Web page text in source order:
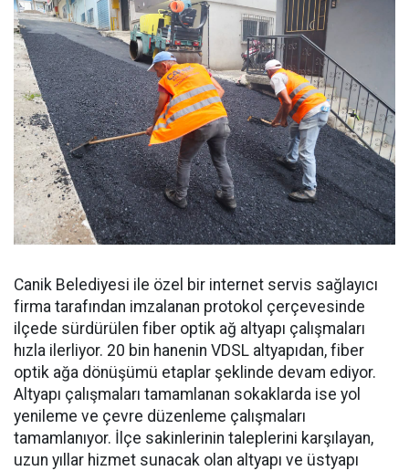
Canik Belediyesi ile özel bir internet servis sağlayıcı
firma tarafından imzalanan protokol çerçevesinde
ilçede sürdürülen fiber optik ağ altyapı çalışmaları
hızla ilerliyor. 20 bin hanenin VDSL altyapıdan, fiber
optik ağa dönüşümü etaplar şeklinde devam ediyor.
Altyapı çalışmaları tamamlanan sokaklarda ise yol
yenileme ve çevre düzenleme çalışmaları
tamamlanıyor. İlçe sakinlerinin taleplerini karşılayan,
uzun yıllar hizmet sunacak olan altyapı ve üstyapı